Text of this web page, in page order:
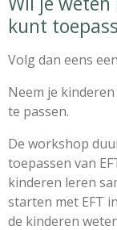
kunt
Volg dan eens
Neem je
te passen.
De workshop
toepassen van
kinderen leren
starten met EFT
de kinderen